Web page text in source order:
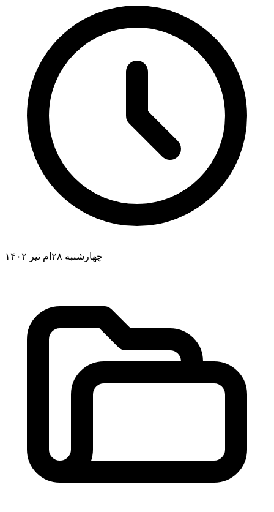
چهارشنبه ۲۸ام تیر ۱۴۰۲